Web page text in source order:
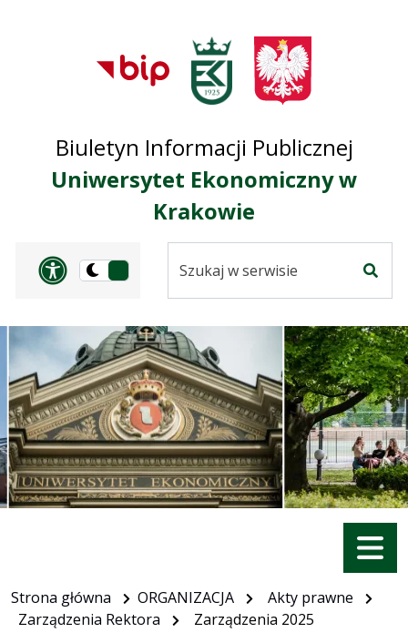
Przejdź do
głównego menu
Przejdź do treści
Przejdź do mapy
serwisu
Biuletyn Informacji Publicznej
Uniwersytet Ekonomiczny w
Krakowie
Panel dostosowania
Przełącz
ciemną
serwisie
Menu
Strona główna ORGANIZACJA
Akty prawne
Zarządzenia Rektora
Zarządzenia 2025